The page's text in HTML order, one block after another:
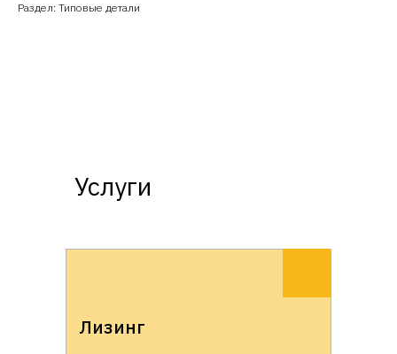
Раздел: Типовые детали
Услуги
Лизинг